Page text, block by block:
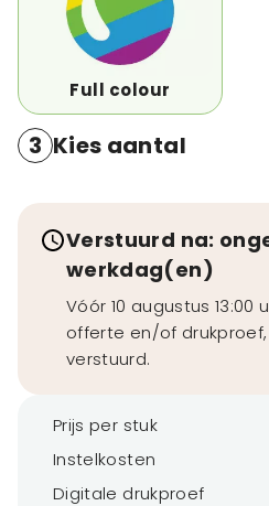
Full colour
3 Kies aantal
Verstuurd na:
werkdag(en)
Vóór 10 augustus 13:00
offerte en/of drukproef,
verstuurd.
Prijs per stuk
Instelkosten
Digitale drukproef